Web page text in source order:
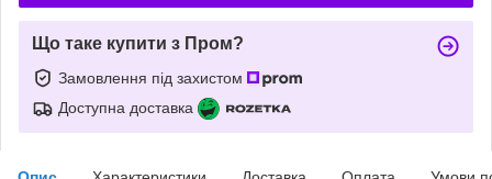
Що таке купити з Пром?
Замовлення під захистом
Доступна доставка